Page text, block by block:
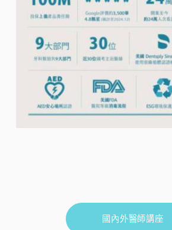
國內外醫師講座